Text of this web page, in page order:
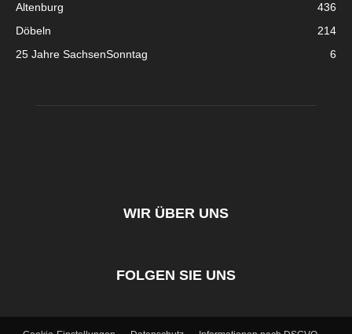
Altenburg
436
Döbeln
214
25 Jahre SachsenSonntag
6
WIR ÜBER UNS
FOLGEN SIE UNS